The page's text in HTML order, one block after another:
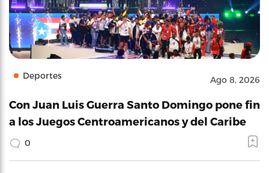
Deportes Ago 8, 2026
Con Juan Luis Guerra Santo Domingo pone fin
a los Juegos Centroamericanos y del Caribe
0